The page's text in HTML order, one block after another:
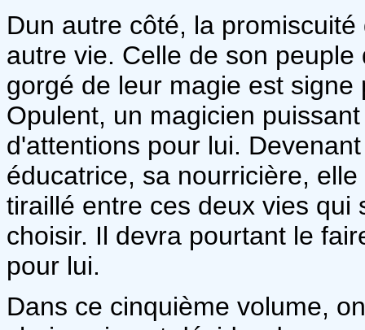
Dun autre côté, la
autre vie. Celle de son
gorgé de leur magie est
Opulent, un magicien
d'attentions pour lui.
éducatrice, sa nourricière,
tiraillé entre ces deux vies
choisir. Il devra pourtant le
pour lui.
Dans ce cinquième volume,